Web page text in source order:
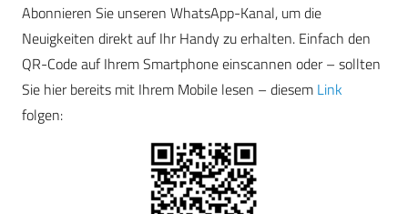
Abonnieren Sie unseren WhatsApp-Kanal, um die
Neuigkeiten direkt auf Ihr Handy zu erhalten. Einfach den
QR-Code auf Ihrem Smartphone einscannen oder – sollten
Sie hier bereits mit Ihrem Mobile lesen – diesem Link
folgen: